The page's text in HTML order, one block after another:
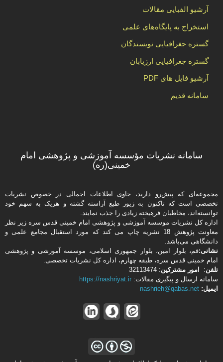
آرشیو الفبایی مقالات
استخراج به پایگاه‌های علمی
گستره جغرافیایی نویسندگان
گستره جغرافیایی ارزیابان
آرشیو فایل های PDF
سامانه قدیم
سامانه نشریات مؤسسه آموزشی و پژوهشی امام
خمینی(ره)
مجموعه‌ای که پیش‌رو دارید،‌ حاوی اطلاعات اجمالی در خصوص نشریات
تخصصی است که تاکنون به زیور طبع آراسته گشته و هریک به سهم خود
توانسته‌اند، مخاطبان فرهیخته‌ زیادی را جذب نمایند.
اداره كل نشریات موسسه آموزشی و پژوهشی امام خمینی قدس سره زیر نظر
معاونت پژوهش 18 نشریه چاپ می کند که مورد استقبال مجامع علمی و
دانشگاهی می‌باشد.
نشانی:قم، بلوار امین، بلوار جمهوری اسلامی، موسسه آموزشی و پژوهشی
امام خمینی قدس سره، طبقه چهارم، اداره كل نشریات تخصصی.
تلفن: امور مشتركین: 32113474
سامانه ارسال و پیگیری مقالات: https://nashriyat.ir
ایمیل: nashrieh@qabas.net